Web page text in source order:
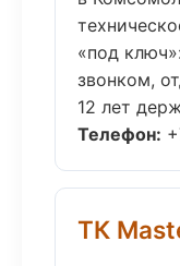
«под
звонком,
12 лет
Телефон:
ТК